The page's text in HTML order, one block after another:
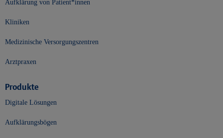
Aufklärung von Patient*innen
Kliniken
Medizinische Versorgungszentren
Arztpraxen
Produkte
Digitale Lösungen
Aufklärungsbögen